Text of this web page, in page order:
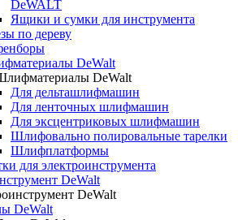
DeWALT
Ящики и сумки для инструмента
по дереву
DeWalt
DeWalt
Для дельташлифмашин
Для ленточных шлифмашин
Для эксцентриковых шлифмашин
Шлифовально полировальные тарелки
Шлифплатформы
для электроинструмента
DeWalt
DeWalt
DeWalt